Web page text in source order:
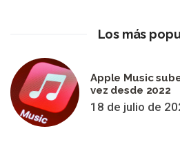
Los más
Apple Music
vez desde 2022
18 de julio de